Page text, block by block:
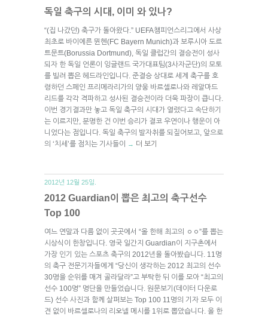
독일 축구의 시대, 이미 와 있나?
“(집 나갔던) 축구가 돌아왔다.” UEFA챔피언스리그에서 사상
최초로 바이에른 뮌헨(FC Bayern Munich)과 보루시아 도르
트문트(Borussia Dortmund), 독일 클럽간의 결승전이 성사
되자 한 독일 언론이 잉글랜드 국가대표팀(3사자군단)의 모토
를 빌려 뽑은 헤드라인입니다. 준결승 상대로 세계 축구를 호
령하던 스페인 프리메라리가의 양웅 바르셀로나와 레알마드
리드를 각각 격파하고 성사된 결승전이라 더욱 파장이 큽니다.
이번 경기결과만 놓고 독일 축구의 시대가 열렸다고 속단하기
는 이르지만, 분명한 건 이번 승리가 결코 우연이나 행운이 아
니었다는 점입니다. 독일 축구의 발자취를 되짚어보고, 앞으로
의 ‘치세’를 점치는 기사들이
→ 더 보기
2012년 12월 25일.
2012 Guardian이 뽑은 최고의 축구선수
Top 100
여느 연말과 다름 없이 곳곳에서 “올 한해 최고의 ㅇㅇ”를 뽑는
시상식이 한창입니다. 영국 일간지 Guardian이 지구촌에서
가장 인기 있는 스포츠 축구의 2012년을 돌아봤습니다. 11명
의 축구 전문기자들에게 “당신이 생각하는 2012 최고의 선수
30명을 순위를 매겨 골라달라”고 부탁한 뒤 이를 모아 “최고의
선수 100명” 명단을 만들었습니다. 원문보기(데이터 다운로
드) 선수 사진과 함께 살펴보는 Top 100 11명의 기자 모두 이
견 없이 바르셀로나의 리오넬 메시를 1위로 뽑았습니다. 올 한